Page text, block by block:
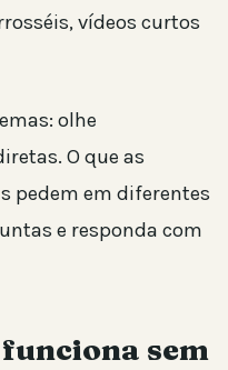
vídeos curtos
olhe
O que as
pedem em diferentes
e responda com
sem